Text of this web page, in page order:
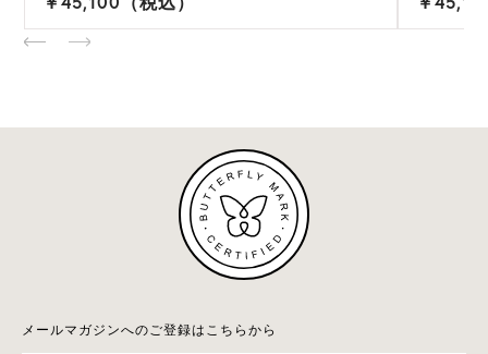
メールマガジンへのご登録はこちらから